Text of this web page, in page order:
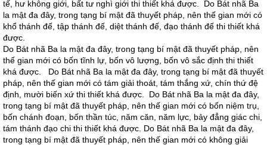
tế, hư không giới, bất tư nghì giới thi thiết khá được. Do Bát nhã Ba
la mật đa đây, trong tạng bí mật đã thuyết pháp, nên thế gian mới có
khổ thánh đế, tập thánh đế, diệt thánh đế, đạo thánh đế thi thiết khá
được.
Do Bát nhã Ba la mật đa đây, trong tạng bí mật đã thuyết pháp, nên
thế gian mới có bốn tĩnh lự, bốn vô lượng, bốn vô sắc định thi thiết
khá được. Do Bát nhã Ba la mật đa đây, trong tạng bí mật đã thuyết
pháp, nên thế gian mới có tám giải thoát, tám thắng xứ, chín thứ đệ
định, mười biến xứ thi thiết khá được. Do Bát nhã Ba la mật đa đây,
trong tạng bí mật đã thuyết pháp, nên thế gian mới có bốn niệm trụ,
bốn chánh đoạn, bốn thần túc, năm căn, năm lực, bảy đẳng giác chi,
tám thánh đạo chi thi thiết khá được. Do Bát nhã Ba la mật đa đây,
trong tạng bí mật đã thuyết pháp, nên thế gian mới có không giải